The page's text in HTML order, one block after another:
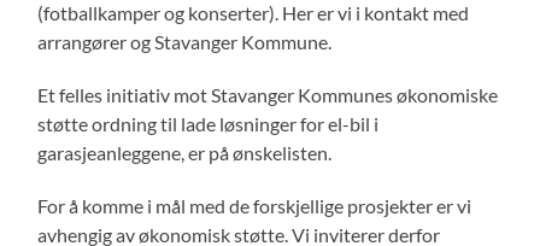
(fotballkamper og konserter). Her er vi i kontakt med
arrangører og Stavanger Kommune.
Et felles initiativ mot Stavanger Kommunes økonomiske
støtte ordning til lade løsninger for el-bil i
garasjeanleggene, er på ønskelisten.
For å komme i mål med de forskjellige prosjekter er vi
avhengig av økonomisk støtte. Vi inviterer derfor